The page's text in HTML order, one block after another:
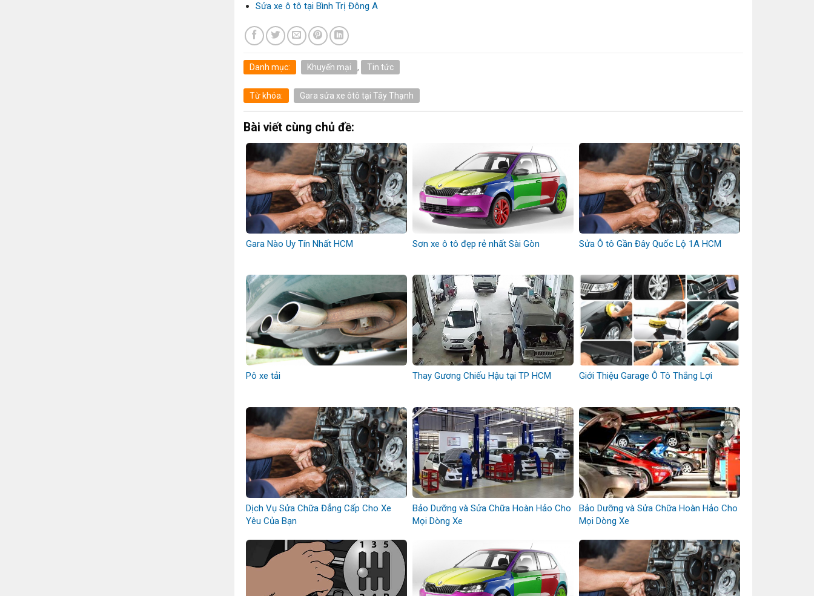
Sửa xe ô tô tại Bình Trị Đông A
Danh mục: Khuyến mại , Tin tức
Từ khóa: Gara sửa xe ôtô tại Tây Thạnh
Bài viết cùng chủ đề:
Gara Nào Uy Tín Nhất HCM Sơn xe ô tô đẹp rẻ nhất Sài Gòn Sửa Ô tô Gần Đây Quốc Lộ 1A HCM
Pô xe tải Thay Gương Chiếu Hậu tại TP HCM Giới Thiệu Garage Ô Tô Thắng Lợi
Dịch Vụ Sửa Chữa Đẳng Cấp Cho Xe
Yêu Của Bạn
Bảo Dưỡng và Sửa Chữa Hoàn Hảo Cho
Mọi Dòng Xe
Bảo Dưỡng và Sửa Chữa Hoàn Hảo Cho
Mọi Dòng Xe